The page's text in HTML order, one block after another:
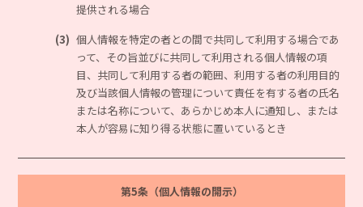
提供される場合
(3) 個人情報を特定の者との間で共同して利用する場合であ
って、その旨並びに共同して利用される個人情報の項
目、共同して利用する者の範囲、利用する者の利用目的
及び当該個人情報の管理について責任を有する者の氏名
または名称について、あらかじめ本人に通知し、または
本人が容易に知り得る状態に置いているとき
第5条（個人情報の開示）